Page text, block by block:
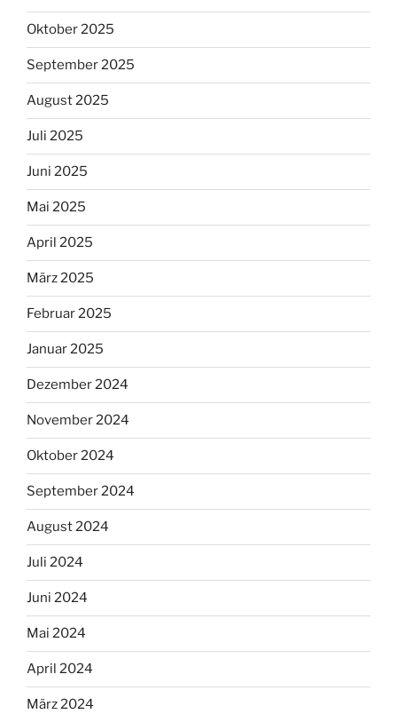
Oktober 2025
September 2025
August 2025
Juli 2025
Juni 2025
Mai 2025
April 2025
März 2025
Februar 2025
Januar 2025
Dezember 2024
November 2024
Oktober 2024
September 2024
August 2024
Juli 2024
Juni 2024
Mai 2024
April 2024
März 2024